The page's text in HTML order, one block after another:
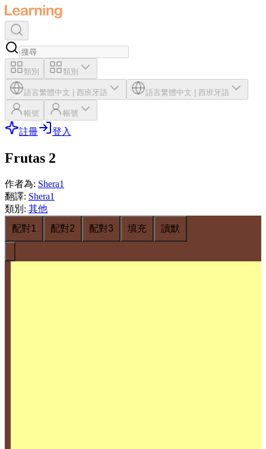
類別 類別
語言繁體中文 西班牙語 語言繁體中文 西班牙語
帳號 帳號
註冊 登入
Frutas 2
作者為: Shera1
翻譯: Shera1
類別 : 其他
配對1
配對2 配對3 填充 讀默